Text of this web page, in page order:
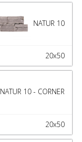
NATUR 10
20x50
NATUR 10 - CORNER
20x50